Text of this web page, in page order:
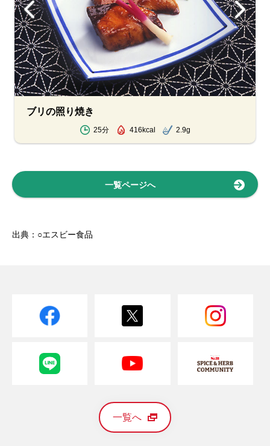
ブリの照り焼き
25分 416kcal 2.9g
一覧ページへ
出典：○エスビー食品
一覧へ